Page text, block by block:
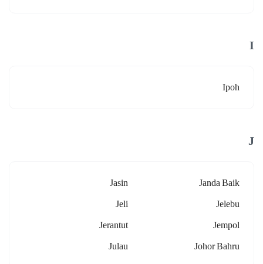
I
Ipoh
J
Janda Baik
Jasin
Jelebu
Jeli
Jempol
Jerantut
Johor Bahru
Julau